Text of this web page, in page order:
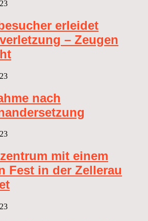
erleidet
– Zeugen
nach
mit einem
Fest in der Zellerau